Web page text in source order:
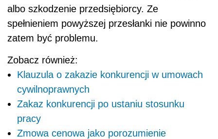
albo szkodzenie przedsiębiorcy. Ze
spełnieniem powyższej przesłanki nie powinno
zatem być problemu.
Zobacz również:
Klauzula o zakazie konkurencji w umowach
cywilnoprawnych
Zakaz konkurencji po ustaniu stosunku
pracy
Zmowa cenowa jako porozumienie